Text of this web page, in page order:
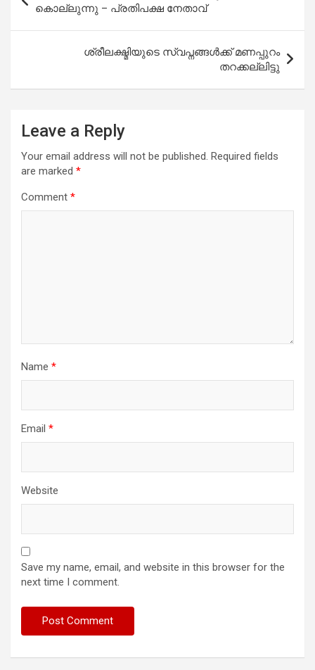
navigation
കൊല്ലുന്നു – പ്രതിപക്ഷ നേതാവ്
ശ്രീലക്ഷ്മിയുടെ സ്വപ്നങ്ങള്‍ക്ക് മണപ്പുറം
തറക്കല്ലിട്ടു
Leave a Reply
Your email address will not be published. Required fields
are marked *
Comment *
Name *
Email *
Website
Save my name, email, and website in this browser for the
next time I comment.